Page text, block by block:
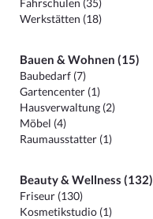
Fahrschulen (35)
Werkstätten (18)
Bauen & Wohnen (15)
Baubedarf (7)
Gartencenter (1)
Hausverwaltung (2)
Möbel (4)
Raumausstatter (1)
Beauty & Wellness (132)
Friseur (130)
Kosmetikstudio (1)